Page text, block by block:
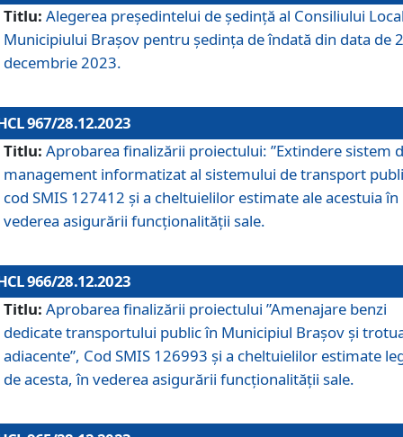
Titlu: Alegerea preşedintelui de şedinţă al Consiliului
Municipiului Braşov pentru ședința de îndată din data de
decembrie 2023.
967/28.12.2023
Titlu: Aprobarea finalizării proiectului: ”Extindere sistem
management informatizat al sistemului de transport
cod SMIS 127412 și a cheltuielilor estimate ale acestuia în
vederea asigurării funcționalității sale.
966/28.12.2023
Titlu: Aprobarea finalizării proiectului ”Amenajare benzi
dedicate transportului public în Municipiul Brașov şi
adiacente”, Cod SMIS 126993 și a cheltuielilor estimate
de acesta, în vederea asigurării funcționalității sale.